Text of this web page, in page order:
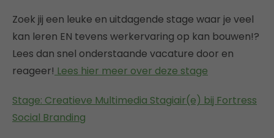
Zoek jij een leuke en uitdagende stage waar je veel
kan leren EN tevens werkervaring op kan bouwen!?
Lees dan snel onderstaande vacature door en
reageer! Lees hier meer over deze stage
Stage: Creatieve Multimedia Stagiair(e) bij Fortress
Social Branding